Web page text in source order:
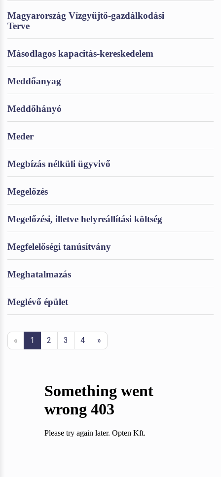
Magyarország Vízgyűjtő-gazdálkodási
Terve
Másodlagos kapacitás-kereskedelem
Meddőanyag
Meddőhányó
Meder
Megbízás nélküli ügyvivő
Megelőzés
Megelőzési, illetve helyreállítási költség
Megfelelőségi tanúsítvány
Meghatalmazás
Meglévő épület
« 1 2 3 4 »